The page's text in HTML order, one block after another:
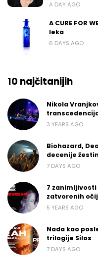
A DAY AGO
A CURE FOR
leka
6 DAYS AGO
10 najčitanijih
Nikola
3 YEARS AGO
Biohazard,
decenije
7 DAYS AGO
7
zatvorenih
5 YEARS AGO
Nada kao
trilogije Silos
7 DAYS AGO